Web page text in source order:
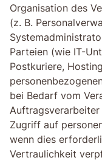
Organisation des
(z. B.
Parteien (wie IT-
Postkuriere,
bei Bedarf vom
Zugriff auf
wenn dies
Vertraulichkeit